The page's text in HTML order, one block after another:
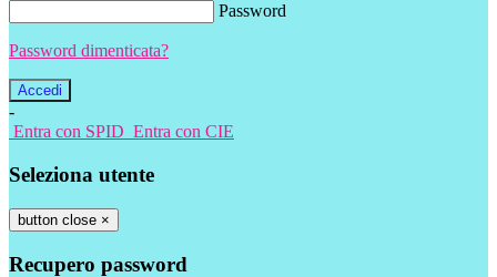
Password
Password dimenticata?
-
Entra con SPID Entra con CIE
Seleziona utente
button close ×
Recupero password